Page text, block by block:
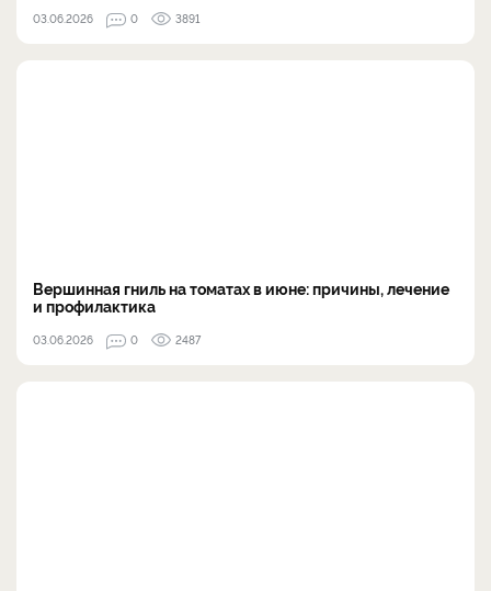
03.06.2026 0 3891
Вершинная гниль на томатах в июне: причины, лечение
и профилактика
03.06.2026 0 2487